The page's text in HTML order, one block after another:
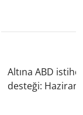
Altına ABD
desteği: